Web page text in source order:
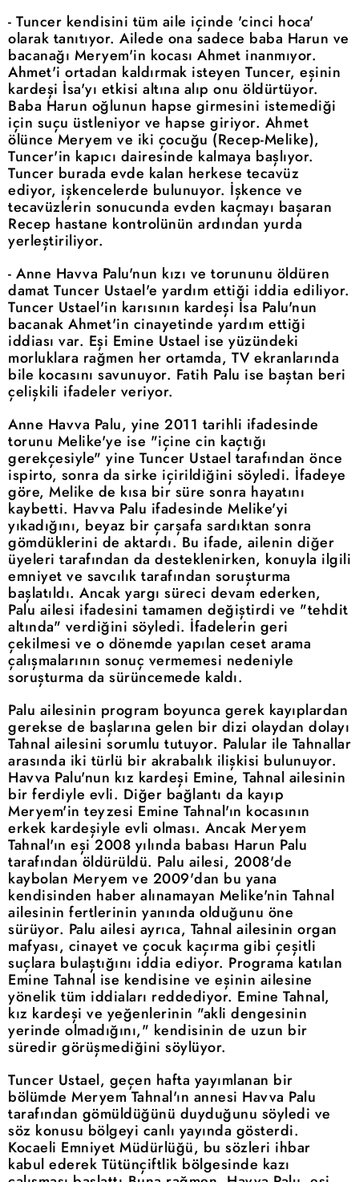
- Tuncer kendisini tüm aile içinde 'cinci hoca'
olarak tanıtıyor. Ailede ona sadece baba Harun ve
bacanağı Meryem'in kocası Ahmet inanmıyor.
Ahmet'i ortadan kaldırmak isteyen Tuncer, eşinin
kardeşi İsa'yı etkisi altına alıp onu öldürtüyor.
Baba Harun oğlunun hapse girmesini istemediği
için suçu üstleniyor ve hapse giriyor. Ahmet
ölünce Meryem ve iki çocuğu (Recep-Melike),
Tuncer'in kapıcı dairesinde kalmaya başlıyor.
Tuncer burada evde kalan herkese tecavüz
ediyor, işkencelerde bulunuyor. İşkence ve
tecavüzlerin sonucunda evden kaçmayı başaran
Recep hastane kontrolünün ardından yurda
yerleştiriliyor.
- Anne Havva Palu'nun kızı ve torununu öldüren
damat Tuncer Ustael'e yardım ettiği iddia ediliyor.
Tuncer Ustael'in karısının kardeşi İsa Palu'nun
bacanak Ahmet'in cinayetinde yardım ettiği
iddiası var. Eşi Emine Ustael ise yüzündeki
morluklara rağmen her ortamda, TV ekranlarında
bile kocasını savunuyor. Fatih Palu ise baştan beri
çelişkili ifadeler veriyor.
Anne Havva Palu, yine 2011 tarihli ifadesinde
torunu Melike'ye ise "içine cin kaçtığı
gerekçesiyle" yine Tuncer Ustael tarafından önce
ispirto, sonra da sirke içirildiğini söyledi. İfadeye
göre, Melike de kısa bir süre sonra hayatını
kaybetti. Havva Palu ifadesinde Melike'yi
yıkadığını, beyaz bir çarşafa sardıktan sonra
gömdüklerini de aktardı. Bu ifade, ailenin diğer
üyeleri tarafından da desteklenirken, konuyla ilgili
emniyet ve savcılık tarafından soruşturma
başlatıldı. Ancak yargı süreci devam ederken,
Palu ailesi ifadesini tamamen değiştirdi ve "tehdit
altında" verdiğini söyledi. İfadelerin geri
çekilmesi ve o dönemde yapılan ceset arama
çalışmalarının sonuç vermemesi nedeniyle
soruşturma da sürüncemede kaldı.
Palu ailesinin program boyunca gerek kayıplardan
gerekse de başlarına gelen bir dizi olaydan dolayı
Tahnal ailesini sorumlu tutuyor. Palular ile Tahnallar
arasında iki türlü bir akrabalık ilişkisi bulunuyor.
Havva Palu'nun kız kardeşi Emine, Tahnal ailesinin
bir ferdiyle evli. Diğer bağlantı da kayıp
Meryem'in teyzesi Emine Tahnal'ın kocasının
erkek kardeşiyle evli olması. Ancak Meryem
Tahnal'ın eşi 2008 yılında babası Harun Palu
tarafından öldürüldü. Palu ailesi, 2008'de
kaybolan Meryem ve 2009'dan bu yana
kendisinden haber alınamayan Melike'nin Tahnal
ailesinin fertlerinin yanında olduğunu öne
sürüyor. Palu ailesi ayrıca, Tahnal ailesinin organ
mafyası, cinayet ve çocuk kaçırma gibi çeşitli
suçlara bulaştığını iddia ediyor. Programa katılan
Emine Tahnal ise kendisine ve eşinin ailesine
yönelik tüm iddiaları reddediyor. Emine Tahnal,
kız kardeşi ve yeğenlerinin "akli dengesinin
yerinde olmadığını," kendisinin de uzun bir
süredir görüşmediğini söylüyor.
Tuncer Ustael, geçen hafta yayımlanan bir
bölümde Meryem Tahnal'ın annesi Havva Palu
tarafından gömüldüğünü duyduğunu söyledi ve
söz konusu bölgeyi canlı yayında gösterdi.
Kocaeli Emniyet Müdürlüğü, bu sözleri ihbar
kabul ederek Tütünçiftlik bölgesinde kazı